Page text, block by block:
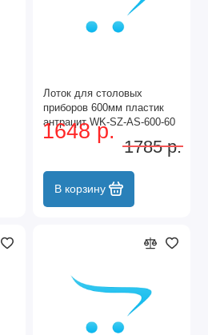
Лоток для столовых
приборов 600мм пластик
антрацит WK-SZ-AS-600-60
GTV
1648 р.
1785 р.
В корзину